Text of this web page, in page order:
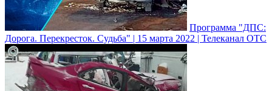
Программа "ДПС:
Дорога. Перекресток. Судьба" | 15 марта 2022 | Телеканал ОТС